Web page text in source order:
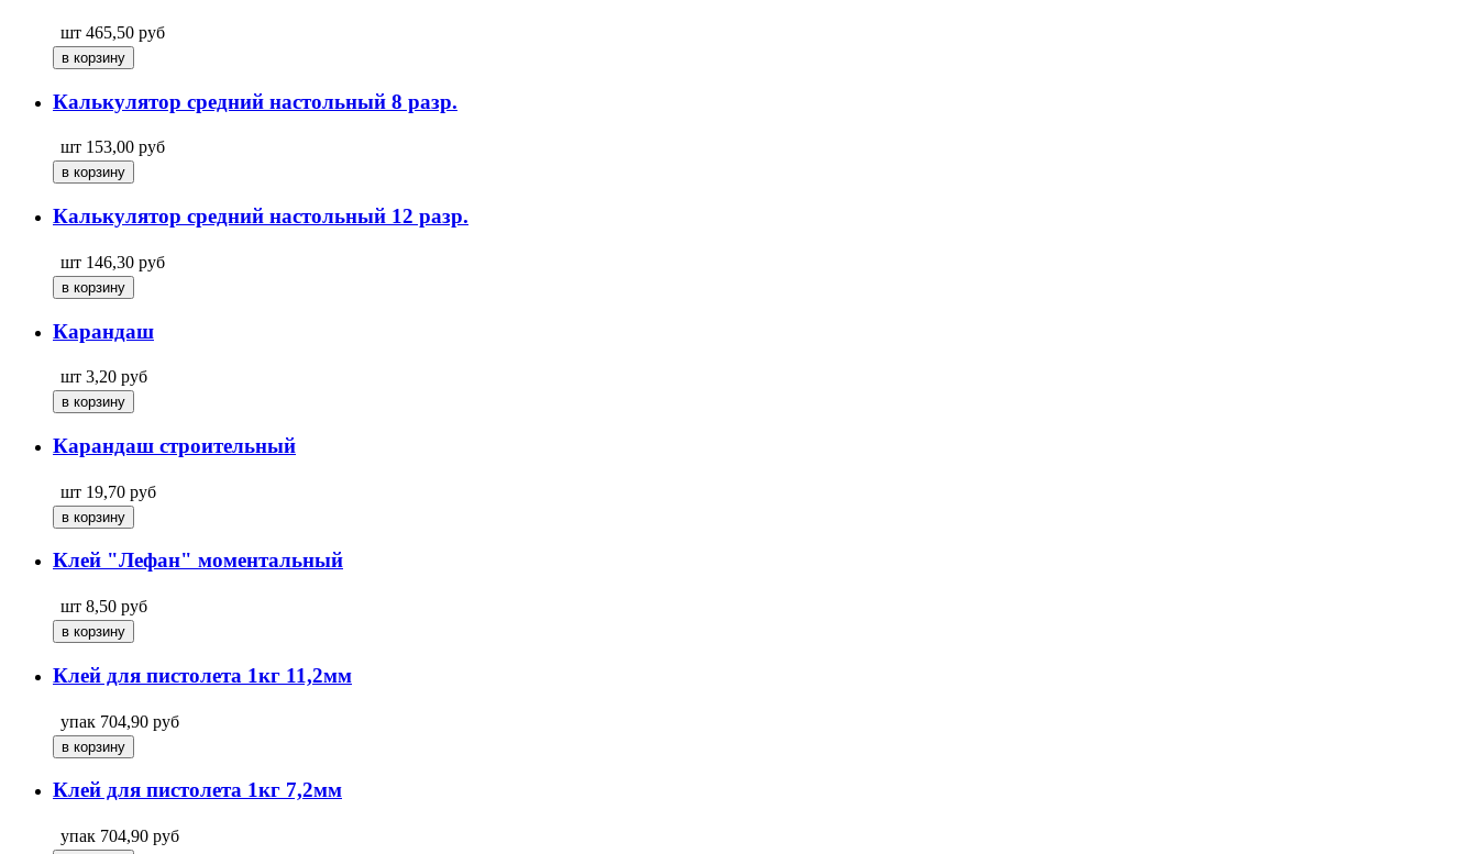
шт 465,50 руб
Калькулятор средний настольный 8 разр.
шт 153,00 руб
Калькулятор средний настольный 12 разр.
шт 146,30 руб
Карандаш
шт 3,20 руб
Карандаш строительный
шт 19,70 руб
Клей "Лефан" моментальный
шт 8,50 руб
Клей для пистолета 1кг 11,2мм
упак 704,90 руб
Клей для пистолета 1кг 7,2мм
упак 704,90 руб